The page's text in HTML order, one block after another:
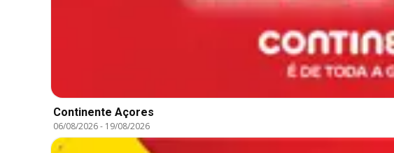
Continente Açores
06/08/2026- 19/08/2026